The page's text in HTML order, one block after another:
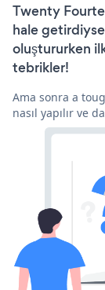
Twenty
hale
oluştururken
tebrikler!
Ama sonra a
nasıl yapılır ve